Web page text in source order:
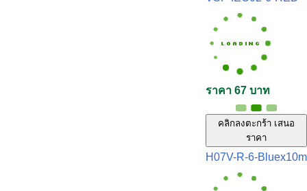
ราคา 67 บาท
คลิกลงตะกร้า เสนอ
ราคา
H07V-R-6-Bluex10m